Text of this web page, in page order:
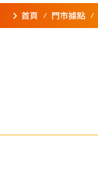
首頁 門市據點